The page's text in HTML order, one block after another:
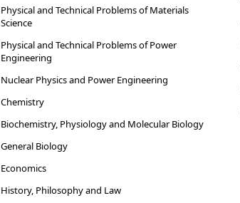
Physical and Technical Problems of Materials
Science
Physical and Technical Problems of Power
Engineering
Nuclear Physics and Power Engineering
Chemistry
Biochemistry, Physiology and Molecular Biology
General Biology
Economics
History, Philosophy and Law